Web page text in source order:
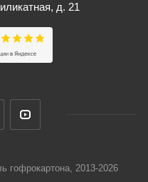
д. 21
2013-2026